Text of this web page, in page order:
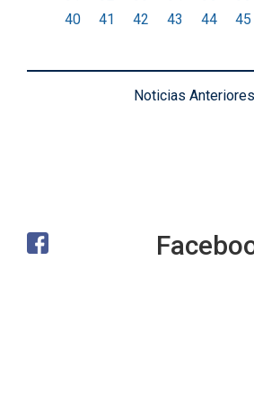
40
41 42 43 44 45
Noticias Anteriores